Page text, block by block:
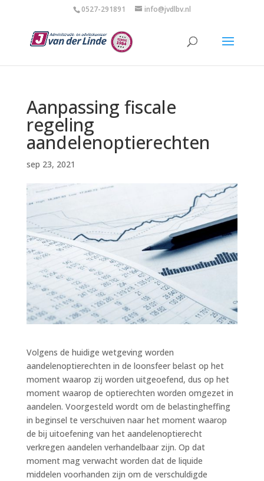
0527-291891 info@jvdlbv.nl
Aanpassing fiscale
regeling
aandelenoptierechten
sep 23, 2021
Volgens de huidige wetgeving worden
aandelenoptierechten in de loonsfeer belast op het
moment waarop zij worden uitgeoefend, dus op het
moment waarop de optierechten worden omgezet in
aandelen. Voorgesteld wordt om de belastingheffing
in beginsel te verschuiven naar het moment waarop
de bij uitoefening van het aandelenoptierecht
verkregen aandelen verhandelbaar zijn. Op dat
moment mag verwacht worden dat de liquide
middelen voorhanden zijn om de verschuldigde